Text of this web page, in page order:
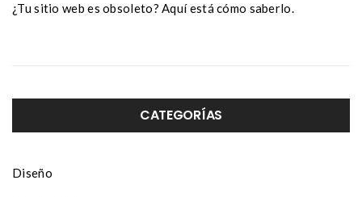
¿Tu sitio web es obsoleto? Aquí está cómo saberlo.
CATEGORÍAS
Diseño